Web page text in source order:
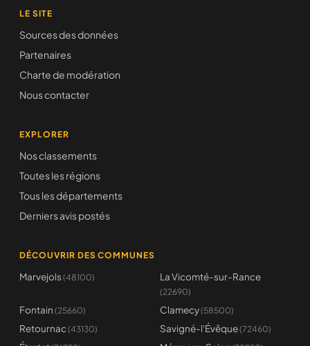
LE SITE
Sources des données
Partenaires
Charte de modération
Nous contacter
EXPLORER
Nos classements
Toutes les régions
Tous les départements
Derniers avis postés
DÉCOUVRIR DES COMMUNES
Marvejols (48100) La Vicomté-sur-Rance
(22690)
Fontain (25660) Clamecy(58500)
Retournac (43130) Savigné-l'Évêque(72460)